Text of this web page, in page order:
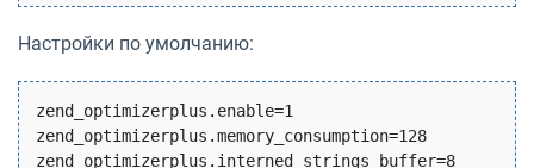
Настройки по умолчанию:
zend_optimizerplus.enable=1
zend_optimizerplus.memory_consumption=128
zend_optimizerplus.interned_strings_buffer=8